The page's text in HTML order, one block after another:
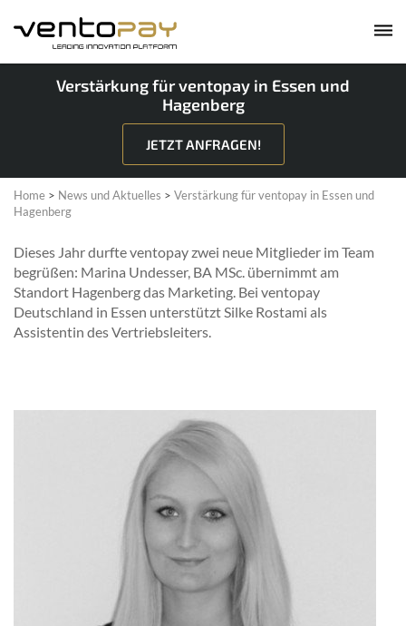
Verstärkung für ventopay in Essen und
Hagenberg
JETZT ANFRAGEN!
Home > News und Aktuelles > Verstärkung für ventopay in Essen und
Hagenberg
Dieses Jahr durfte ventopay zwei neue Mitglieder im Team
begrüßen: Marina Undesser, BA MSc. übernimmt am
Standort Hagenberg das Marketing. Bei ventopay
Deutschland in Essen unterstützt Silke Rostami als
Assistentin des Vertriebsleiters.